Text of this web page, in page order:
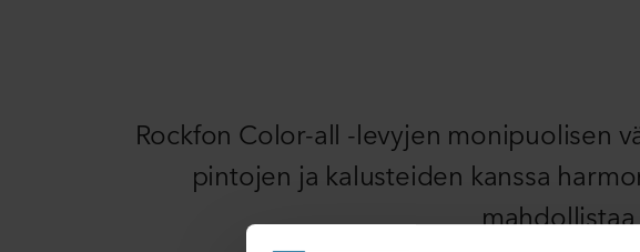
Rockfon Color-all -levyjen monipuolisen
pintojen ja kalusteiden kanssa